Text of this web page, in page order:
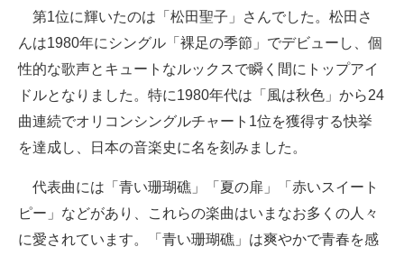
第1位に輝いたのは「松田聖子」さんでした。松田さ
んは1980年にシングル「裸足の季節」でデビューし、個
性的な歌声とキュートなルックスで瞬く間にトップアイ
ドルとなりました。特に1980年代は「風は秋色」から24
曲連続でオリコンシングルチャート1位を獲得する快挙
を達成し、日本の音楽史に名を刻みました。
代表曲には「青い珊瑚礁」「夏の扉」「赤いスイート
ピー」などがあり、これらの楽曲はいまなお多くの人々
に愛されています。「青い珊瑚礁」は爽やかで青春を感